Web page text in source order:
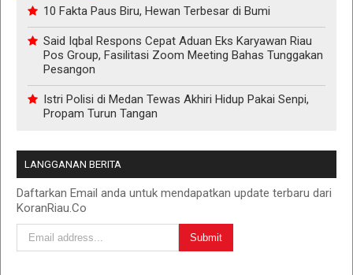
10 Fakta Paus Biru, Hewan Terbesar di Bumi
Said Iqbal Respons Cepat Aduan Eks Karyawan Riau
Pos Group, Fasilitasi Zoom Meeting Bahas Tunggakan
Pesangon
Istri Polisi di Medan Tewas Akhiri Hidup Pakai Senpi,
Propam Turun Tangan
LANGGANAN BERITA
Daftarkan Email anda untuk mendapatkan update terbaru dari
KoranRiau.Co